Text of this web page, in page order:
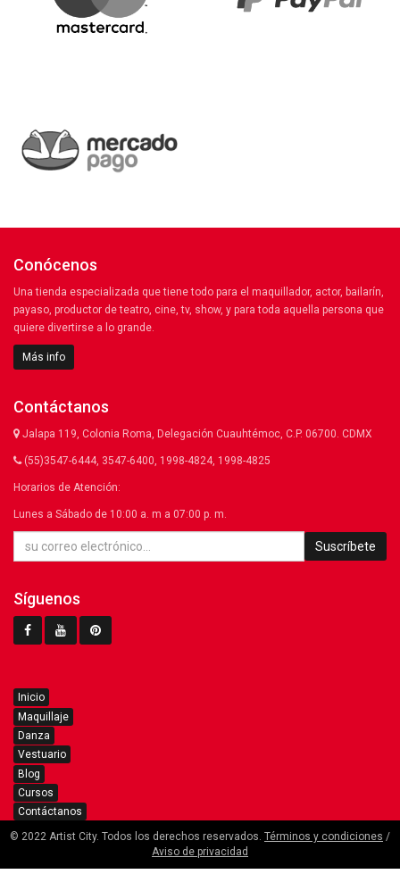
Conócenos
Una tienda especializada que tiene todo para el maquillador, actor, bailarín,
payaso, productor de teatro, cine, tv, show, y para toda aquella persona que
quiere divertirse a lo grande.
Más info
Contáctanos
Jalapa 119, Colonia Roma, Delegación Cuauhtémoc, C.P. 06700. CDMX
(55)3547-6444, 3547-6400, 1998-4824, 1998-4825
Horarios de Atención:
Lunes a Sábado de 10:00 a. m a 07:00 p. m.
Suscríbete
Síguenos
Inicio
Maquillaje
Danza
Vestuario
Blog
Cursos
Contáctanos
© 2022 Artist City. Todos los derechos reservados. Términos y condiciones /
Aviso de privacidad